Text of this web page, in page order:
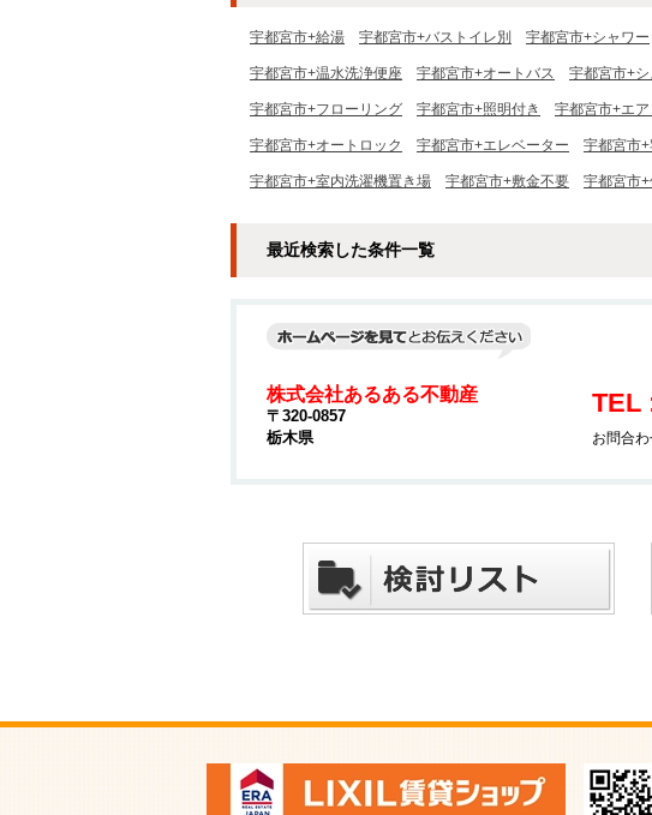
宇都宮市+給湯 宇都宮市+バストイレ別 宇都宮市+シャワー
宇都宮市+温水洗浄便座 宇都宮市+オートバス 宇都宮市+
宇都宮市+フローリング 宇都宮市+照明付き 宇都宮市+エア
宇都宮市+オートロック 宇都宮市+エレベーター 宇都宮市
宇都宮市+室内洗濯機置き場 宇都宮市+敷金不要 宇都宮市
最近検索した条件一覧
株式会社あるある不動産
〒320-0857
栃木県
TEL
お問合わ